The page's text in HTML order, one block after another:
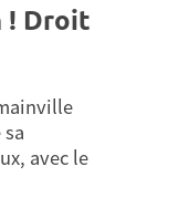
! Droit
avec le